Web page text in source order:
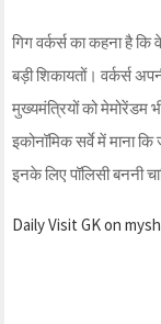
गिग वर्कर्स का कहना है
बड़ी शिकायतों। वर्कर्स
मुख्यमंत्रियों को
इकोनॉमिक सर्वे में माना
इनके लिए पॉलिसी बननी
Daily Visit GK on